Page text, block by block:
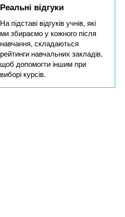
Реальні відгуки
На підставі відгуків учнів, які
ми збираємо у кожного після
навчання, складаються
рейтинги навчальних закладів,
щоб допомогти іншим при
виборі курсів.